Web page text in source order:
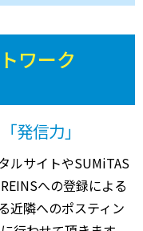
ワーク
発信力」
ルサイトやSUMiTAS
への登録による
近隣へのポスティン